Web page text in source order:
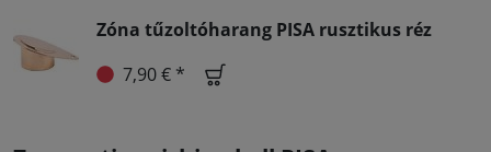
Zóna tűzoltóharang PISA rusztikus réz
7,90 € *